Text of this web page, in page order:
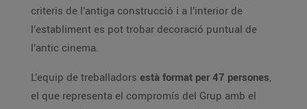
criteris de l’antiga construcció i a l’interior de
l’establiment es pot trobar decoració puntual de
l’antic cinema.
L’equip de treballadors està format per 47 persones,
el que representa el compromís del Grup amb el